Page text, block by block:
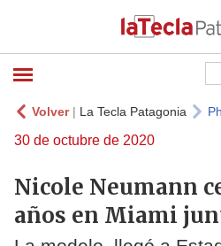
Volver| La Tecla Patagonia
30 de octubre de 2020
Nicole Neumann
años en Miami